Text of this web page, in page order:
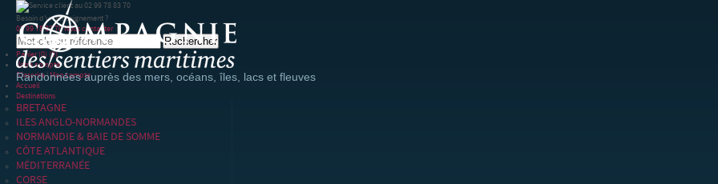
Randonnées auprès des mers, océans, îles, lacs et fleuves
Besoin d'un renseignement ?
02 99 78 83 70Nous contacter
Panier(0) (0)
Votre compte
S'inscrire|Mon compte
Accueil
Destinations
BRETAGNE
ILES ANGLO-NORMANDES
NORMANDIE & BAIE DE SOMME
CÔTE ATLANTIQUE
MÉDITERRANÉE
CORSE